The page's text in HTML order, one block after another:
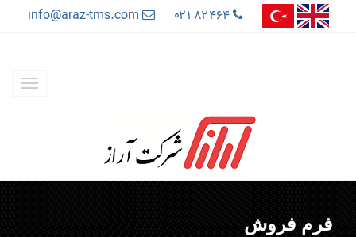
۰۲۱ ۸۲۴۶۴ info@araz-tms.com
فرم فروش